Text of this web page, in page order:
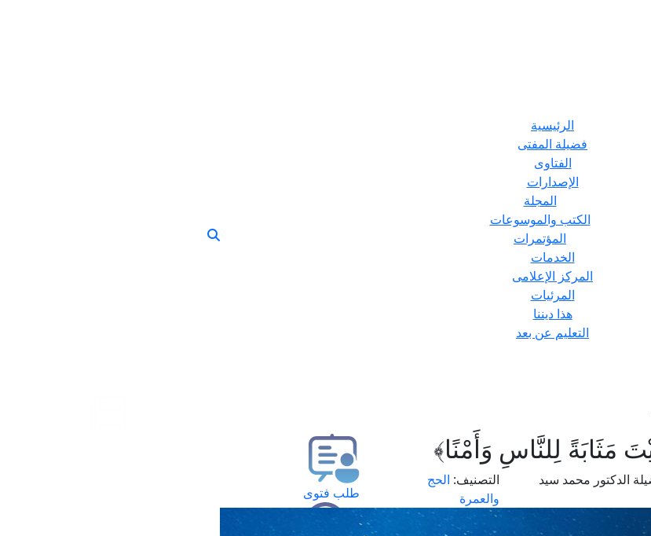
الرئيسية
فضيلة المفتى
الفتاوى
الإصدارات
المجلة
الكتب والموسوعات
المؤتمرات
الخدمات
المركز الإعلامى
المرئيات
هذا ديننا
التعليم عن بعد
مَثَابَةً لِلنَّاسِ وَأَمْنًا﴾
الدكتور محمد سيد
التصنيف: الحج
والعمرة
طلب فتوى